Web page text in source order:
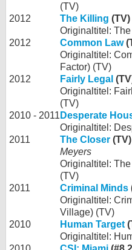
(TV)
2012
The Killing (TV)
Originaltitel:
2012
Common Law
Originaltitel:
Factor) (TV)
2012
Fairly Legal
Originaltitel:
(TV)
2010 - 2011 Desperate
Originaltitel:
2011
The Closer (TV)
Meyers
Originaltitel:
(TV)
2011
Criminal Minds
Originaltitel:
Village) (TV)
2010
Human Target
Originaltitel: